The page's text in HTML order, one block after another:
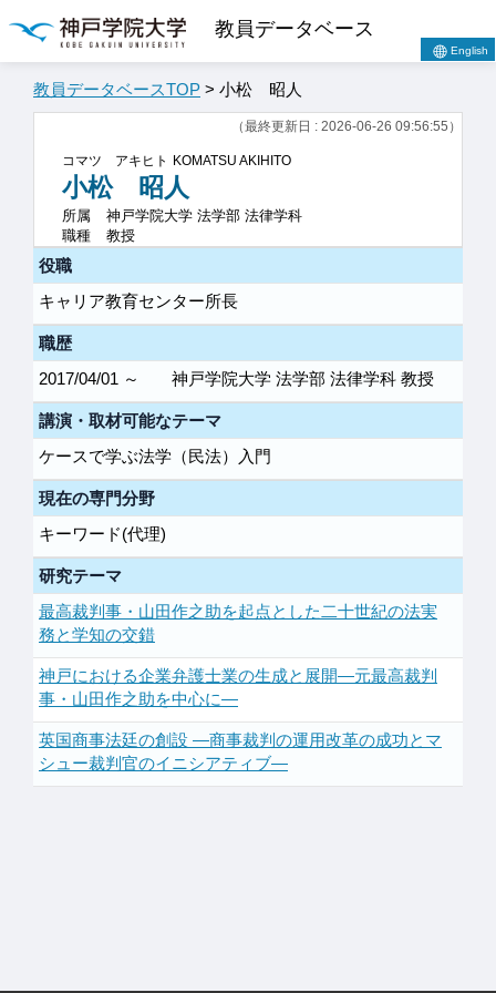
教員データベース
English
教員データベースTOP > 小松 昭人
（最終更新日 : 2026-06-26 09:56:55）
コマツ アキヒト KOMATSU AKIHITO
小松 昭人
所属
神戸学院大学 法学部 法律学科
職種
教授
役職
キャリア教育センター所長
職歴
2017/04/01 ～
神戸学院大学 法学部 法律学科 教授
講演・取材可能なテーマ
ケースで学ぶ法学（民法）入門
現在の専門分野
キーワード(代理)
研究テーマ
最高裁判事・山田作之助を起点とした二十世紀の法実
務と学知の交錯
神戸における企業弁護士業の生成と展開―元最高裁判
事・山田作之助を中心に―
英国商事法廷の創設 ―商事裁判の運用改革の成功とマ
シュー裁判官のイニシアティブ―